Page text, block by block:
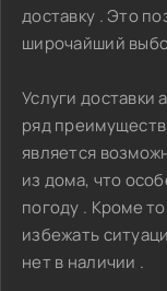
доставку . Это
широчайший
Услуги доставки
ряд
является
из дома, что
погоду . Кроме
избежать
нет в наличии .